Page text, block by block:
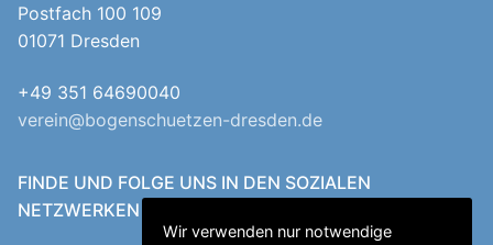
Postfach 100 109
01071 Dresden
+49 351 64690040
verein@bogenschuetzen-dresden.de
FINDE UND FOLGE UNS IN DEN SOZIALEN
NETZWERKEN
Wir verwenden nur notwendige